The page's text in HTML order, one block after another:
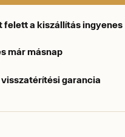
felett a kiszállítás ingyenes
már másnap
garancia